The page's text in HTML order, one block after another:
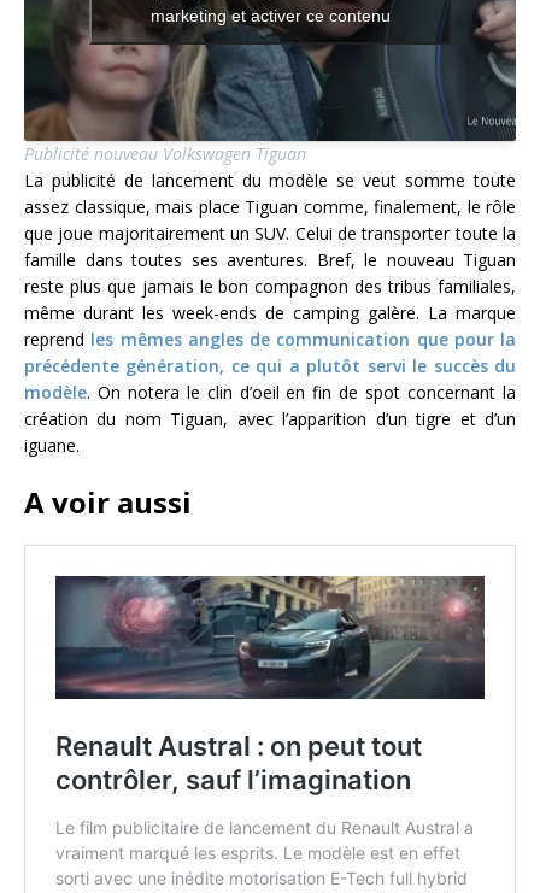
marketing et activer ce contenu
Publicité nouveau Volkswagen Tiguan
La publicité de lancement du modèle se veut somme toute
assez classique, mais place Tiguan comme, finalement, le rôle
que joue majoritairement un SUV. Celui de transporter toute la
famille dans toutes ses aventures. Bref, le nouveau Tiguan
reste plus que jamais le bon compagnon des tribus familiales,
même durant les week-ends de camping galère. La marque
reprend les mêmes angles de communication que pour la
précédente génération, ce qui a plutôt servi le succès du
modèle. On notera le clin d’oeil en fin de spot concernant la
création du nom Tiguan, avec l’apparition d’un tigre et d’un
iguane.
A voir aussi